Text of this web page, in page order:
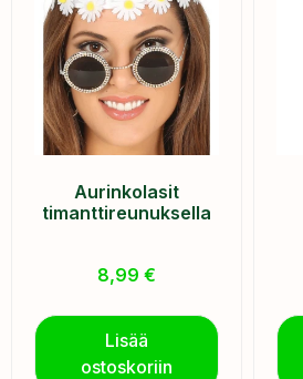
Aurinkolasit
timanttireunuksella
8,99 €
Lisää
ostoskoriin